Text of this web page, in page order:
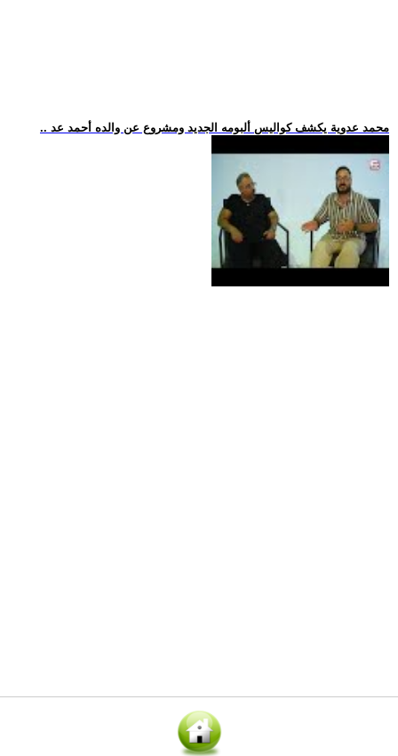
.. محمد عدوية يكشف كواليس ألبومه الجديد ومشروع عن والده أحمد عد